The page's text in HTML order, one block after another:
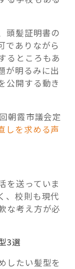
頭髪証明書の
でありながら
るところもあ
が明るみに出
公開する動き
朝霞市議会定
しを求める声
を送っていま
、校則も現代
な考え方が必
3選
したい髪型を